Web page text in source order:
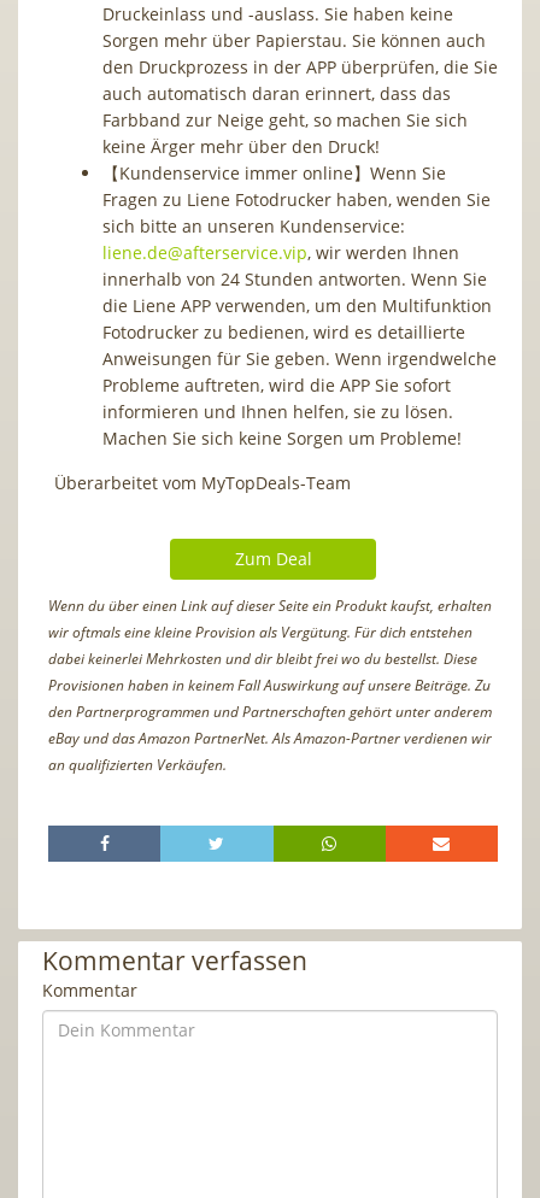
Druckeinlass und -auslass. Sie haben keine
Sorgen mehr über Papierstau. Sie können auch
den Druckprozess in der APP überprüfen, die Sie
auch automatisch daran erinnert, dass das
Farbband zur Neige geht, so machen Sie sich
keine Ärger mehr über den Druck!
【Kundenservice immer online】Wenn Sie
Fragen zu Liene Fotodrucker haben, wenden Sie
sich bitte an unseren Kundenservice:
liene.de@afterservice.vip, wir werden Ihnen
innerhalb von 24 Stunden antworten. Wenn Sie
die Liene APP verwenden, um den Multifunktion
Fotodrucker zu bedienen, wird es detaillierte
Anweisungen für Sie geben. Wenn irgendwelche
Probleme auftreten, wird die APP Sie sofort
informieren und Ihnen helfen, sie zu lösen.
Machen Sie sich keine Sorgen um Probleme!
Überarbeitet vom MyTopDeals-Team
Zum Deal
Wenn du über einen Link auf dieser Seite ein Produkt kaufst, erhalten
wir oftmals eine kleine Provision als Vergütung. Für dich entstehen
dabei keinerlei Mehrkosten und dir bleibt frei wo du bestellst. Diese
Provisionen haben in keinem Fall Auswirkung auf unsere Beiträge. Zu
den Partnerprogrammen und Partnerschaften gehört unter anderem
eBay und das Amazon PartnerNet. Als Amazon-Partner verdienen wir
an qualifizierten Verkäufen.
Kommentar verfassen
Kommentar